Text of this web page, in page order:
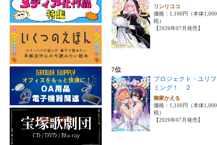
リンリココ
価格：1,100円（本体
税）
【2026年07月発売】
7位
プロジェクト・ユリ
ミング！ ２
御家かえる
価格：1,100円（本体
税）
【2026年07月発売】